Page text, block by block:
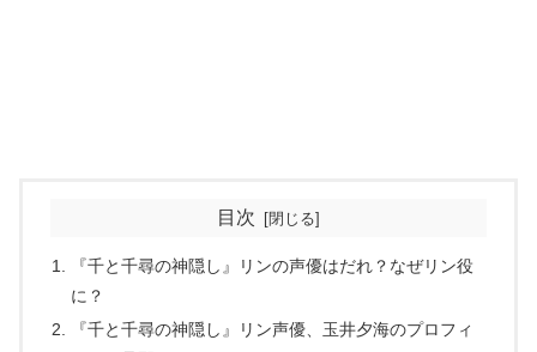
目次
『千と千尋の神隠し』リンの声優はだれ？なぜリン役
に？
『千と千尋の神隠し』リン声優、玉井夕海のプロフィ